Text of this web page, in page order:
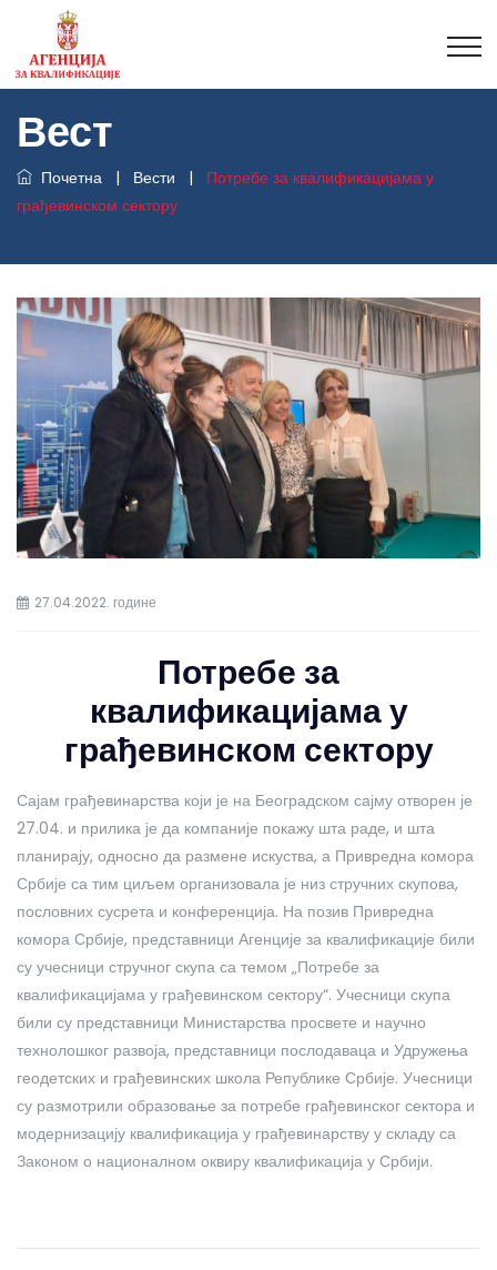
Вест
Почетна | Вести |
Потребе за квалификацијама у
грађевинском сектору
27.04.2022. године
Потребе за
квалификацијама у
грађевинском сектору
Сајам грађевинарства који је на Београдском сајму отворен је
27.04. и прилика је да компаније покажу шта раде, и шта
планирају, односно да размене искуства, а Привредна комора
Србије са тим циљем организовала је низ стручних скупова,
пословних сусрета и конференција. На позив Привредна
комора Србије, представници Агенције за квалификације били
су учесници стручног скупа са темом „Потребе за
квалификацијама у грађевинском сектору“. Учесници скупа
били су представници Министарства просвете и научно
технолошког развоја, представници послодаваца и Удружења
геодетских и грађевинских школа Републике Србије. Учесници
су размотрили образовање за потребе грађевинског сектора и
модернизацију квалификација у грађевинарству у складу са
Законом о националном оквиру квалификација у Србији.